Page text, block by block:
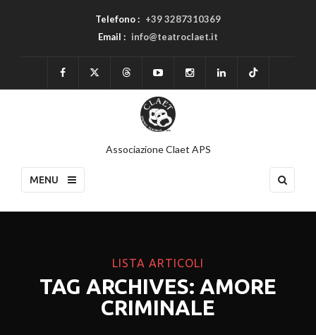
Telefono : +39 3287310369
Email : info@teatroclaet.it
Associazione Claet APS
MENU
LISTA ARTICOLI
TAG ARCHIVES: AMORE
CRIMINALE